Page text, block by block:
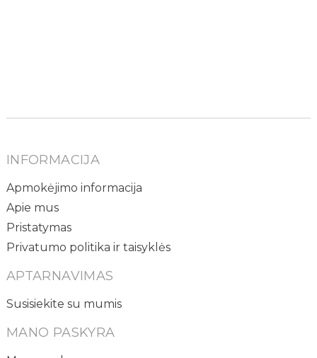
INFORMACIJA
Apmokėjimo informacija
Apie mus
Pristatymas
Privatumo politika ir taisyklės
APTARNAVIMAS
Susisiekite su mumis
MANO PASKYRA